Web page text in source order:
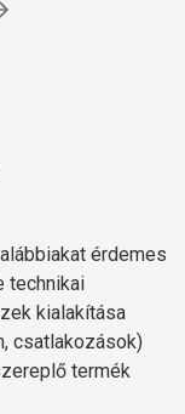
érdemes
technikai
kialakítása
csatlakozások)
termék